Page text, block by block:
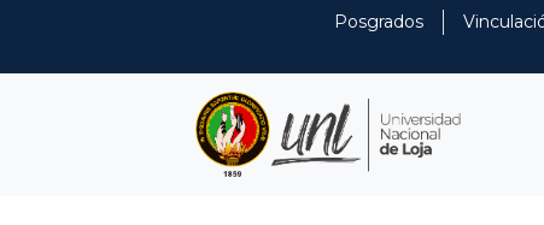
Posgrados